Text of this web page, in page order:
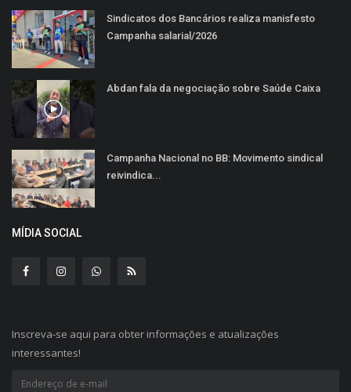
Sindicatos dos Bancários realiza manisfesto
Campanha salarial/2026
Abdan fala da negociação sobre Saúde Caixa
Campanha Nacional no BB: Movimento sindical
reivindica...
MÍDIA SOCIAL
Inscreva-se aqui para obter informações e atualizações
interessantes!